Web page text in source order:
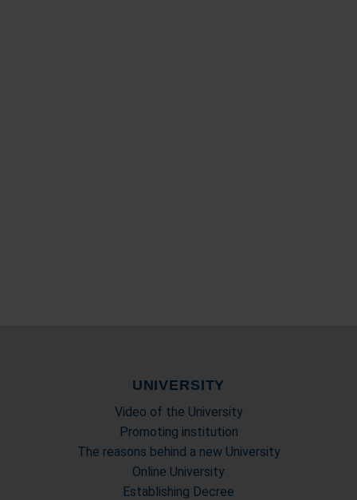
UNIVERSITY
Video of the University
Promoting institution
The reasons behind a new University
Online University
Establishing Decree